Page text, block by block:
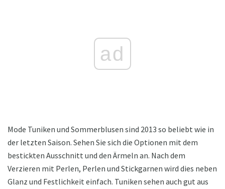
ad
Mode Tuniken und Sommerblusen sind 2013 so beliebt wie in
der letzten Saison. Sehen Sie sich die Optionen mit dem
bestickten Ausschnitt und den Ärmeln an. Nach dem
Verzieren mit Perlen, Perlen und Stickgarnen wird dies neben
Glanz und Festlichkeit einfach. Tuniken sehen auch gut aus